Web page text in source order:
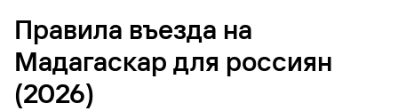
Правила въезда на
Мадагаскар для россиян
(2026)